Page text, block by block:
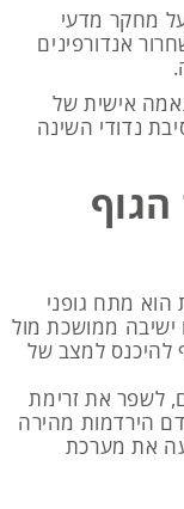
מחקר מדעי
אנדורפינים
אישית של
נדודי השינה
הגוף
הוא מתח גופני
ישיבה ממושכת מול
להיכנס למצב של
לשפר את זרימת
הירדמות מהירה
את מערכת